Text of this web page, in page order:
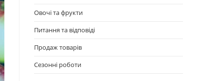
Овочі та фрукти
Питання та відповіді
Продаж товарів
Сезонні роботи